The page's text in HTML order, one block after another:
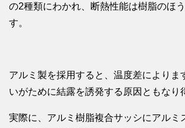
の2種類にわかれ、断熱性能は樹脂のほ
す。
アルミ製を採用すると、温度差によりま
いがために結露を誘発する原因ともなり
実際に、アルミ樹脂複合サッシにアルミ